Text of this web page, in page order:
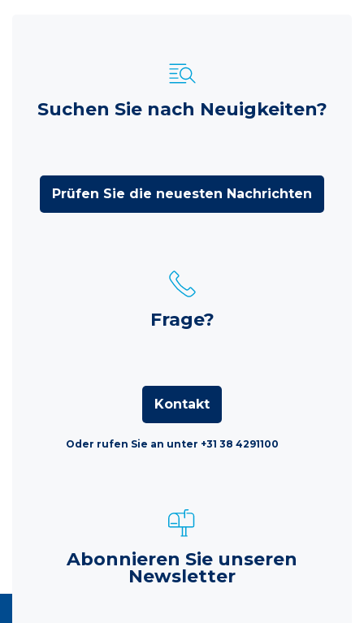
Suchen Sie nach Neuigkeiten?
Prüfen Sie die neuesten Nachrichten
Frage?
Kontakt
Oder rufen Sie an unter +31 38 4291100
Abonnieren Sie unseren
Newsletter